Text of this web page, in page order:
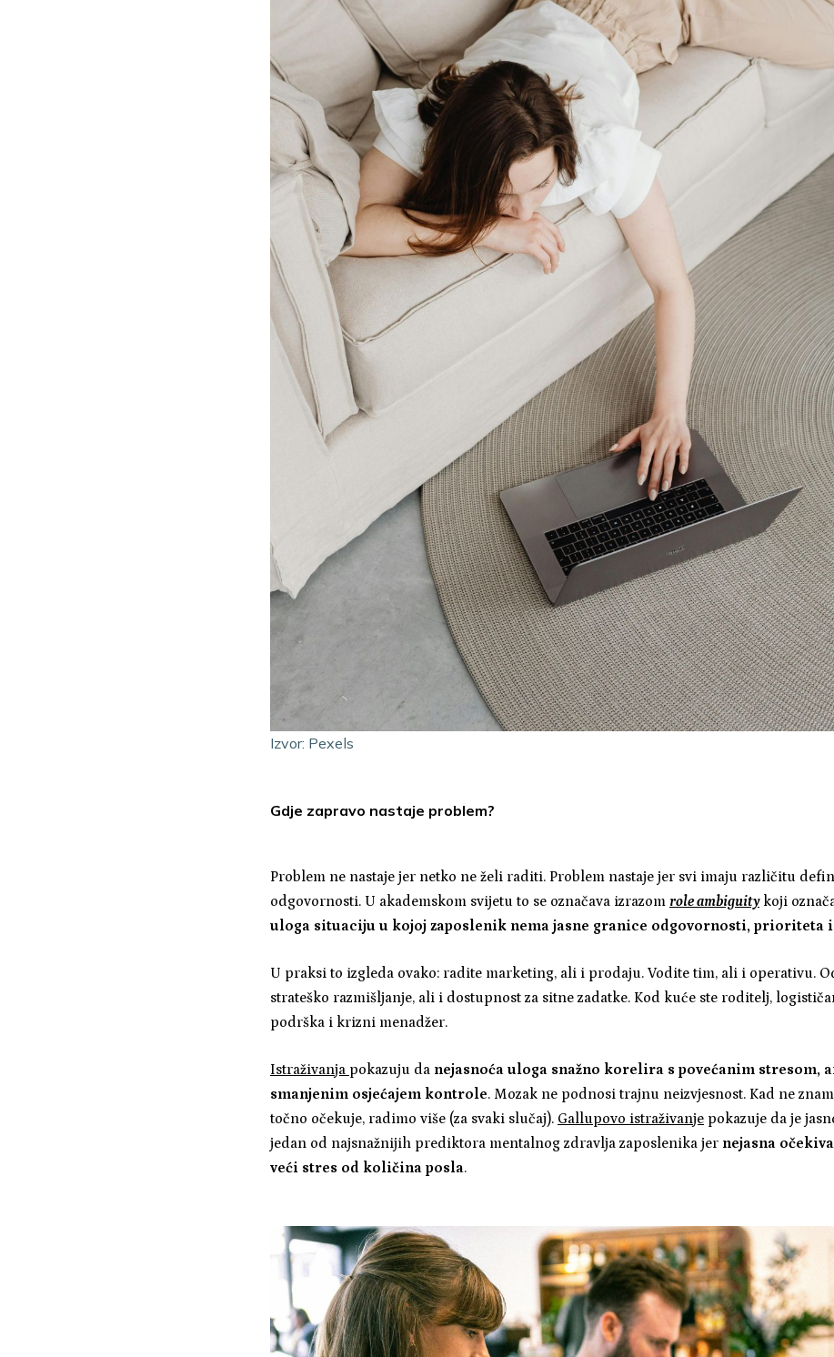
Izvor: Pexels
Gdje zapravo nastaje problem?
Problem ne nastaje jer netko ne želi raditi. Problem nastaje jer svi imaju različitu
odgovornosti. U akademskom svijetu to se označava izrazom role ambiguitykoji
uloga situaciju u kojoj zaposlenik nema jasne granice odgovornosti, prioriteta
U praksi to izgleda ovako: radite marketing, ali i prodaju. Vodite tim, ali i operativu.
strateško razmišljanje, ali i dostupnost za sitne zadatke. Kod kuće ste roditelj,
podrška i krizni menadžer.
Istraživanja pokazuju da nejasnoća uloga snažno korelira s povećanim stresom,
smanjenim osjećajem kontrole. Mozak ne podnosi trajnu neizvjesnost. Kad ne
točno očekuje, radimo više (za svaki slučaj). Gallupovo istraživanjepokazuje da je
jedan od najsnažnijih prediktora mentalnog zdravlja zaposlenika jer nejasna
veći stres od količina posla.